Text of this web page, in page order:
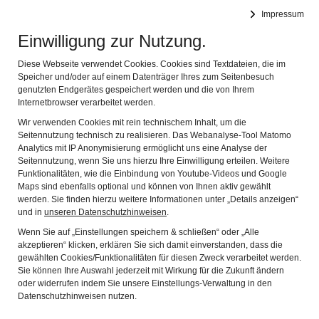
Impressum
Einwilligung zur Nutzung.
Diese Webseite verwendet Cookies. Cookies sind Textdateien, die im
Speicher und/oder auf einem Datenträger Ihres zum Seitenbesuch
genutzten Endgerätes gespeichert werden und die von Ihrem
Internetbrowser verarbeitet werden.
Wir verwenden Cookies mit rein technischem Inhalt, um die
Seitennutzung technisch zu realisieren. Das Webanalyse-Tool Matomo
Analytics mit IP Anonymisierung ermöglicht uns eine Analyse der
Seitennutzung, wenn Sie uns hierzu Ihre Einwilligung erteilen. Weitere
Funktionalitäten, wie die Einbindung von Youtube-Videos und Google
Maps sind ebenfalls optional und können von Ihnen aktiv gewählt
werden. Sie finden hierzu weitere Informationen unter „Details anzeigen“
und in unseren Datenschutzhinweisen.
Wenn Sie auf „Einstellungen speichern & schließen“ oder „Alle
akzeptieren“ klicken, erklären Sie sich damit einverstanden, dass die
gewählten Cookies/Funktionalitäten für diesen Zweck verarbeitet werden.
Sie können Ihre Auswahl jederzeit mit Wirkung für die Zukunft ändern
oder widerrufen indem Sie unsere Einstellungs-Verwaltung in den
Datenschutzhinweisen nutzen.
23.07.2021 Der Mann,
der in der Hölle war.
Dantes „Göttliche
Komödie“ mit Hans
Driesel im Deutschen
FastnachtMuseum
Kitzingen
Am Freitag, dem 30. Juli 2021 um 19 Uhr, findet im
Deutschen FastnachtMuseum je nach Wetterlage und
Besucherzahl entweder auf der Terrasse oder im Saal die